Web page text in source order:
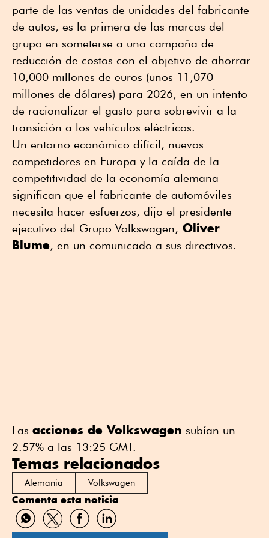
parte de las ventas de unidades del fabricante
de autos, es la primera de las marcas del
grupo en someterse a una campaña de
reducción de costos con el objetivo de ahorrar
10,000 millones de euros (unos 11,070
millones de dólares) para 2026, en un intento
de racionalizar el gasto para sobrevivir a la
transición a los vehículos eléctricos.
Un entorno económico difícil, nuevos
competidores en Europa y la caída de la
competitividad de la economía alemana
significan que el fabricante de automóviles
necesita hacer esfuerzos, dijo el presidente
ejecutivo del Grupo Volkswagen, Oliver
Blume, en un comunicado a sus directivos.
Las acciones de Volkswagen subían un
2.57% a las 13:25 GMT.
Temas relacionados
Alemania Volkswagen
Comenta esta noticia
Compartir
por
Compartir
por
Compartir
por
Compartir
por